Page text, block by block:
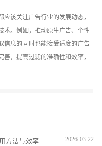
该关注广告行业的发展动态，
术。例如，推动原生广告、个性
信息的同时也能接受适度的广告
，提高过滤的准确性和效率，
谷歌浏览器支持下载工具插件，结合使用方法与效率提升经验，帮助用户实现快速下载与高效管理。 2026-03-22